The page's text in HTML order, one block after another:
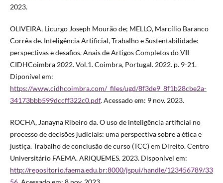
2023.
OLIVEIRA, Licurgo Joseph Mourão de; MELLO, Marcílio Baranco
Corrêa de. Inteligência Artificial, Trabalho e Sustentabilidade:
perspectivas e desafios. Anais de Artigos Completos do VII
CIDHCoimbra 2022. Vol.1. Coimbra, Portugal. 2022. p. 9-21.
Diponível em:
https://www.cidhcoimbra.com/_files/ugd/8f3de9_8f1b28cbe2a-
34173bbb599dccff322c0.pdf. Acessado em: 9 nov. 2023.
ROCHA, Janayna Ribeiro da. O uso de inteligência artificial no
processo de decisões judiciais: uma perspectiva sobre a ética e
justiça. Trabalho de conclusão de curso (TCC) em Direito. Centro
Universitário FAEMA. ARIQUEMES. 2023. Disponível em:
http://repositorio.faema.edu.br:8000/jspui/handle/123456789/33